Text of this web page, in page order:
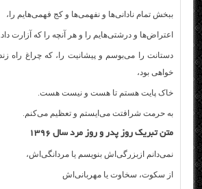
ببخش تمام نادانی‌ها و نفهمی‌ها و کج فهمی‌هایم را،
اعتراض‌ها و درشتی‌هایم را و هر آنچه را که آزارت داد.
دستانت را می‌بوسم و پیشانیت را، که چراغ راه
خواهی بود،
خاک پایت هستم تا هست و نیست هست.
به حرمت شرافتت می‌ایستم و تعظیم می‌کنم.
متن تبریک روز پدر و روز مرد سال ۱۳۹۶
نمی‌دانم ازبزرگی‌اش بنویسم یا مردانگی‌اش،
از سکوت، سخاوت یا مهربانی‌اش